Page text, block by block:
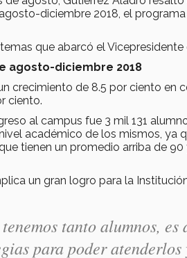
diciembre 2018, el
que abarcó el Vicepresidente
agosto-diciembre 2018
crecimiento de 8.5 por ciento en
ciento.
al campus fue 3 mil 131
académico de los mismos, ya
tienen un promedio arriba de
un gran logro para la
tanto alumnos,
para poder